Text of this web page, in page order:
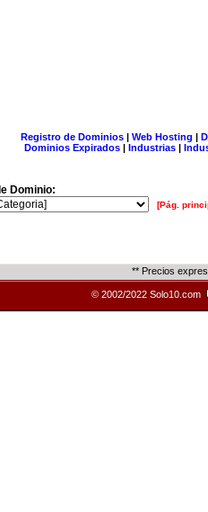
Registro de Dominios| Web Hosting |
Dominios Expirados | Industrias |
Dominio:
[Pág.
** Precios
© 2002/2022 Solo10.com